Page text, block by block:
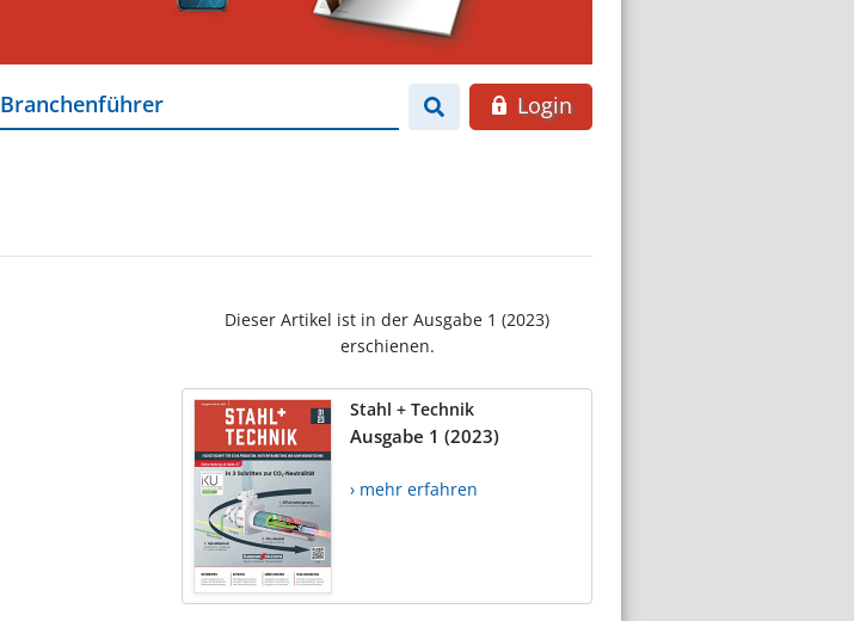
Branchenführer Login
Dieser Artikel ist in der Ausgabe 1 (2023)
erschienen.
Stahl + Technik
Ausgabe 1 (2023)
› mehr erfahren